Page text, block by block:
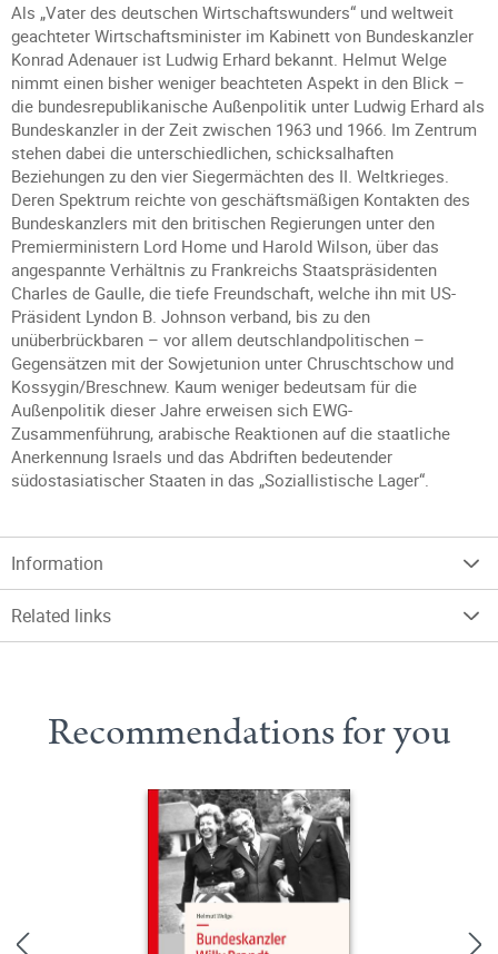
Als „Vater des deutschen Wirtschaftswunders“ und weltweit
geachteter Wirtschaftsminister im Kabinett von Bundeskanzler
Konrad Adenauer ist Ludwig Erhard bekannt. Helmut Welge
nimmt einen bisher weniger beachteten Aspekt in den Blick –
die bundesrepublikanische Außenpolitik unter Ludwig Erhard als
Bundeskanzler in der Zeit zwischen 1963 und 1966. Im Zentrum
stehen dabei die unterschiedlichen, schicksalhaften
Beziehungen zu den vier Siegermächten des II. Weltkrieges.
Deren Spektrum reichte von geschäftsmäßigen Kontakten des
Bundeskanzlers mit den britischen Regierungen unter den
Premierministern Lord Home und Harold Wilson, über das
angespannte Verhältnis zu Frankreichs Staatspräsidenten
Charles de Gaulle, die tiefe Freundschaft, welche ihn mit US-
Präsident Lyndon B. Johnson verband, bis zu den
unüberbrückbaren – vor allem deutschlandpolitischen –
Gegensätzen mit der Sowjetunion unter Chruschtschow und
Kossygin/Breschnew. Kaum weniger bedeutsam für die
Außenpolitik dieser Jahre erweisen sich EWG-
Zusammenführung, arabische Reaktionen auf die staatliche
Anerkennung Israels und das Abdriften bedeutender
südostasiatischer Staaten in das „Soziallistische Lager“.
Information
Related links
Recommendations for you